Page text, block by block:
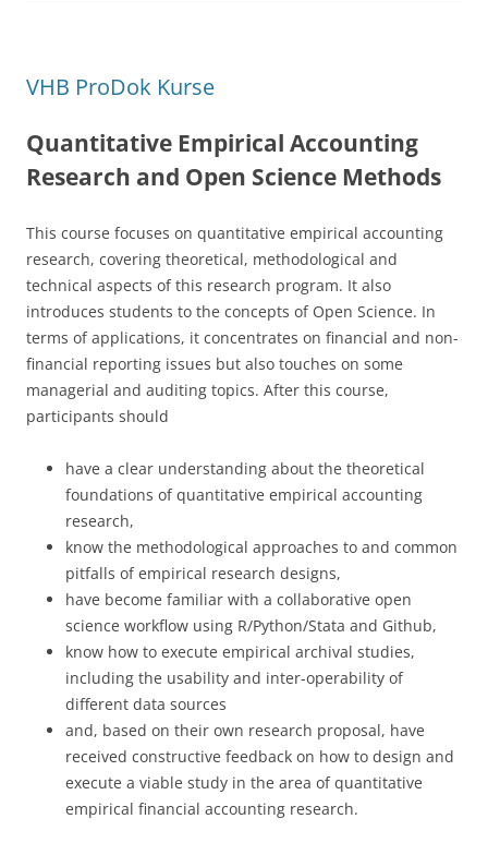
o
k
VHB ProDok Kurse
Quantitative Empirical Accounting
Research and Open Science Methods
This course focuses on quantitative empirical accounting
research, covering theoretical, methodological and
technical aspects of this research program. It also
introduces students to the concepts of Open Science. In
terms of applications, it concentrates on financial and non-
financial reporting issues but also touches on some
managerial and auditing topics. After this course,
participants should
have a clear understanding about the theoretical
foundations of quantitative empirical accounting
research,
know the methodological approaches to and common
pitfalls of empirical research designs,
have become familiar with a collaborative open
science workflow using R/Python/Stata and Github,
know how to execute empirical archival studies,
including the usability and inter-operability of
different data sources
and, based on their own research proposal, have
received constructive feedback on how to design and
execute a viable study in the area of quantitative
empirical financial accounting research.